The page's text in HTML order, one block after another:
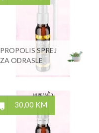
PROPOLIS SPREJ
ZA ODRASLE
30,00 KM